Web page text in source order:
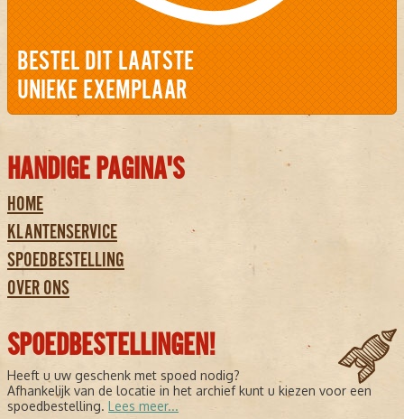
BESTEL DIT LAATSTE
UNIEKE EXEMPLAAR
HANDIGE PAGINA'S
HOME
KLANTENSERVICE
SPOEDBESTELLING
OVER ONS
SPOEDBESTELLINGEN!
Heeft u uw geschenk met spoed nodig?
Afhankelijk van de locatie in het archief kunt u kiezen voor een
spoedbestelling. Lees meer...